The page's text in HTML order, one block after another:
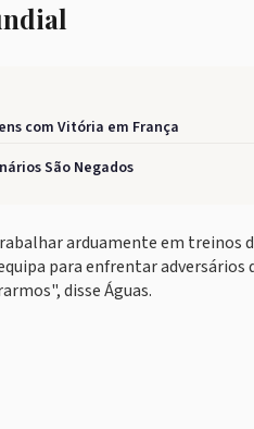
com Vitória em França
São Negados
arduamente em treinos
para enfrentar
disse Águas.